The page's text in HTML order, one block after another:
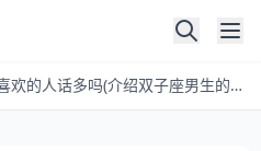
双子男对喜欢的人话多吗(介绍双子座男生的沟通特点)